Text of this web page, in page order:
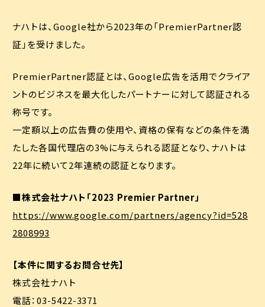
ナハトは、Google社から2023年の「PremierPartner認
証」を受けました。
PremierPartner認証とは、Google広告を活用でクライア
ントのビジネスを最大化したパートナーに対して認証される
称号です。
一定額以上の広告費の使用や、資格の保有などの条件を満
たした各国代理店の3%に与えられる認証となり、ナハトは
22年に続いて2年連続の認証となります。
■株式会社ナハト「2023 Premier Partner」
https://www.google.com/partners/agency?id=528
2808993
【本件に関するお問合せ先】
株式会社ナハト
電話：03-5422-3371